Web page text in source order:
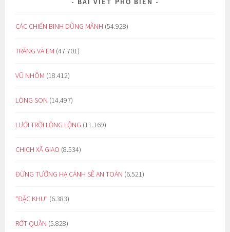
CÁC CHIẾN BINH DŨNG MÃNH (54.928)
TRĂNG VÀ EM (47.701)
VŨ NHÔM (18.412)
LÒNG SON (14.497)
LƯỚI TRỜI LỒNG LỘNG (11.169)
CHỊCH XÃ GIAO (8.534)
ĐỪNG TƯỞNG HẠ CÁNH SẼ AN TOÀN (6.521)
“ĐẶC KHU” (6.383)
RỚT QUẦN (5.828)